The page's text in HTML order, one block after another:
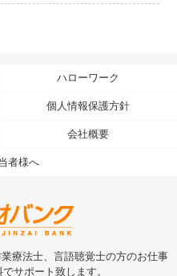
ハローワーク
個人情報保護方針
会社概要
者様へ
療法士、言語聴覚士の方のお仕事
サポート致します。